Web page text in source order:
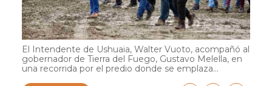
El Intendente de Ushuaia, Walter Vuoto, acompañó al
gobernador de Tierra del Fuego, Gustavo Melella, en
una recorrida por el predio donde se emplaza...